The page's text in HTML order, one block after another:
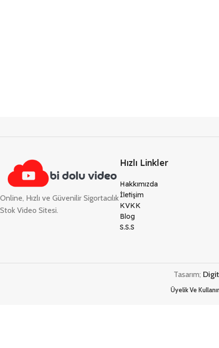
Online, Hızlı ve Güvenilir Sigortacılık
Stok Video Sitesi.
Hızlı Linkler
Hakkımızda
İletişim
KVKK
Blog
S.S.S
Tasarım;
Üyelik Ve